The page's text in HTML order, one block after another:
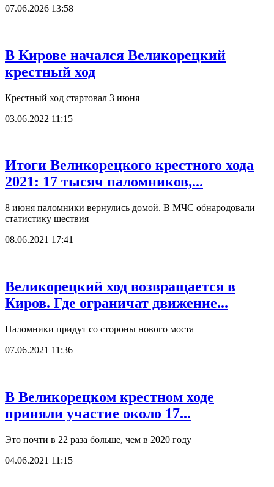
07.06.2026 13:58
В Кирове начался Великорецкий
крестный ход
Крестный ход стартовал 3 июня
03.06.2022 11:15
Итоги Великорецкого крестного хода
2021: 17 тысяч паломников,...
8 июня паломники вернулись домой. В МЧС обнародовали
статистику шествия
08.06.2021 17:41
Великорецкий ход возвращается в
Киров. Где ограничат движение...
Паломники придут со стороны нового моста
07.06.2021 11:36
В Великорецком крестном ходе
приняли участие около 17...
Это почти в 22 раза больше, чем в 2020 году
04.06.2021 11:15